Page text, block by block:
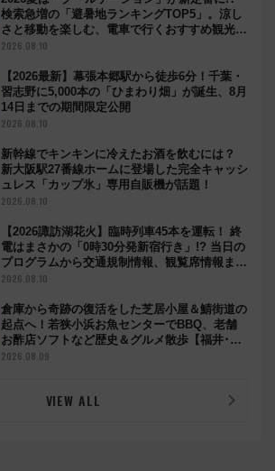
検索急増の「避暑地ランキングTOP5」。涼し
さと移動を楽しむ、電車で行くおすすめ観光情
報も
2026.08.10
【2026最新】幕張本郷駅から徒歩6分！千葉・
習志野に5,000本の「ひまわり畑」が誕生、8月
14日までの期間限定公開
2026.08.10
新幹線でキンキンに冷えたお酒を飲むには？
新大阪駅27番線ホームに登場した完全キャッシ
ュレス「カップ氷」専用自販機が話題！
2026.08.10
【2026諏訪湖花火】臨時列車45本を運転！ 終
電はまさかの「0時30分発新宿行き」!? 当日の
プログラムから交通規制情報、観覧席情報まで
徹底解説
2026.08.10
倉庫から奇跡の復活をした芝居小屋＆鯖街道の
起点へ！若狭小浜お魚センターでBBQ、老舗
お酢店ソフトなど歴史＆グルメ散歩【福井･小
浜観光】
2026.08.09
VIEW ALL